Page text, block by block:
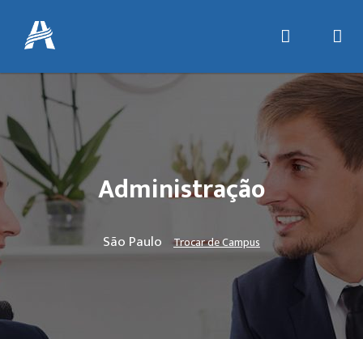
Administração
São Paulo Trocar de Campus